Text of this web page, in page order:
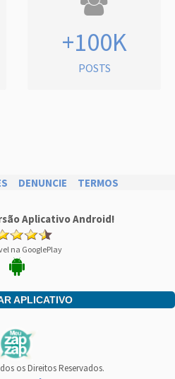
+100K
POSTS
DENUNCIE TERMOS
Aplicativo Android!
na GooglePlay
APLICATIVO
os Direitos Reservados.